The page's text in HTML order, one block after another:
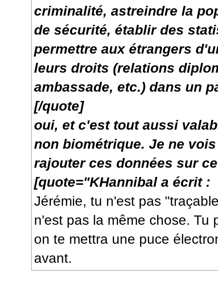
criminalité, astreindre la
de sécurité, établir des
permettre aux étrangers
leurs droits (relations
ambassade, etc.) dans un
[/quote]
oui, et c'est tout aussi
non biométrique. Je ne
rajouter ces données sur
[quote="KHannibal a écrit :
Jérémie, tu n'est pas
n'est pas la même chose. Tu
on te mettra une puce
avant.